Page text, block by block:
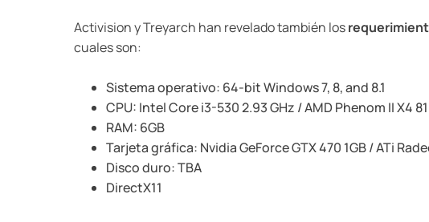
Activision y Treyarch han revelado también los
cuales son:
Sistema operativo: 64-bit Windows 7, 8, and 8.1
CPU: Intel Core i3-530 2.93 GHz / AMD Phenom II X4
RAM: 6GB
Tarjeta gráfica: Nvidia GeForce GTX 470 1GB / ATi
Disco duro: TBA
DirectX11